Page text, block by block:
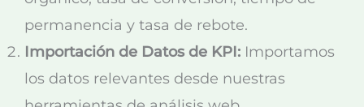
permanencia y tasa de rebote.
Importación de Datos de KPI: Importamos
los datos relevantes desde nuestras